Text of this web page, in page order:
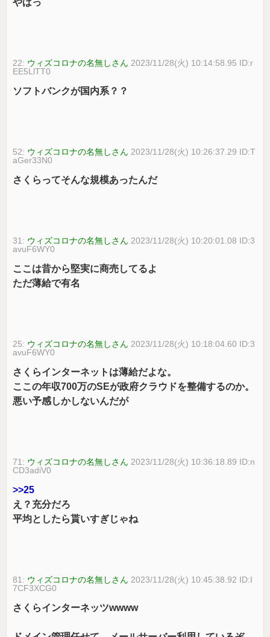
22: ウィズコロナの名無しさん 2023/11/28(火) 10:14:58.95 ID:r
EE5LlTT0
ソフトバンクが国内系？？
52: ウィズコロナの名無しさん 2023/11/28(火) 10:26:37.29 ID:T
aGer33N0
さくらってそんな規模あったんだ
31: ウィズコロナの名無しさん 2023/11/28(火) 10:20:01.08 ID:3
avuF6WY0
ここは昔から堅実に商売してるよ
ただ薄給で有名
25: ウィズコロナの名無しさん 2023/11/28(火) 10:18:04.60 ID:3
avuF6WY0
さくらインターネットは薄給だよな。
ここの年収700万のSEが政府クラウドを整備するのか。
悪い予感しかしないんだが
71: ウィズコロナの名無しさん 2023/11/28(火) 10:36:18.89 ID:n
CD3adiV0
>>25
え？充分だろ
平均としたら貰いすぎじゃね
81: ウィズコロナの名無しさん 2023/11/28(火) 10:45:38.92 ID:I
7CF3XCG0
さくらインターネッツwwww